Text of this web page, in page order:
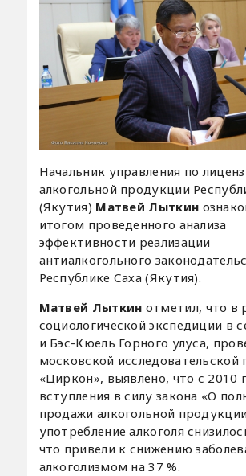
Начальник управления по
алкогольной продукции
(Якутия) Матвей Лыткин
итогом проведенного анализа
эффективности реализации
антиалкогольного
Республике Саха (Якутия).
Матвей Лыткин отметил, что в
социологической экспедиции в
и Бэс-Кюель Горного улуса,
московской исследовательской
«Циркон», выявлено, что с 2010
вступления в силу закона «О
продажи алкогольной
употребление алкоголя
что привели к снижению
алкоголизмом на 37 %.